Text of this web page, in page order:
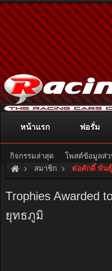
ติดต่อลงโฆษณา
หรืออ่านรายละเ
สมาชิก ต่อศักดิ์ พัน
Trophies Awarded
ยุทธภูมิ
หน้าแรก ฟอรั่ม
กิจกรรมล่าสุด โพสต์ข้อมูลส่